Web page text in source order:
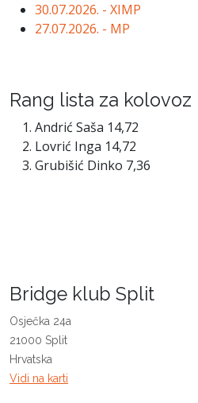
30.07.2026. - XIMP
27.07.2026. - MP
Rang lista za kolovoz
Andrić Saša 14,72
Lovrić Inga 14,72
Grubišić Dinko 7,36
Bridge klub Split
Osječka 24a
21000 Split
Hrvatska
Vidi na karti